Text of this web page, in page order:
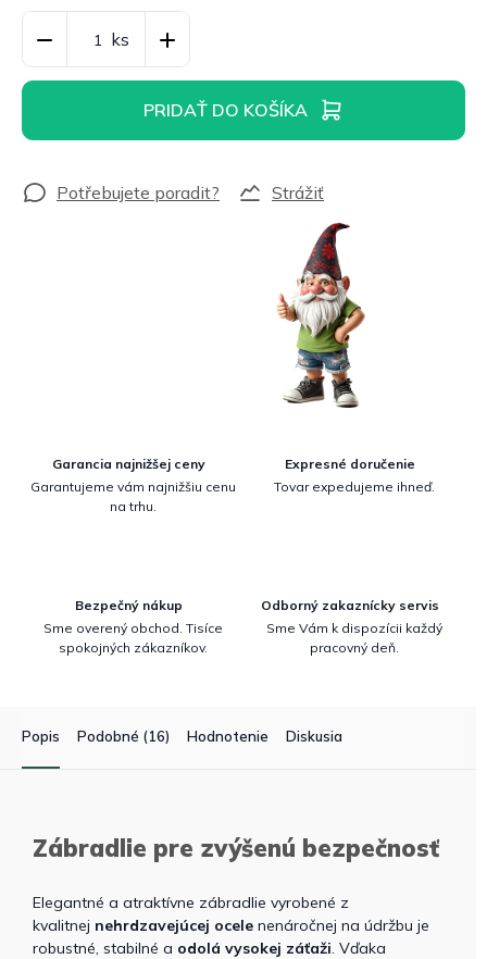
PRIDAŤ DO KOŠÍKA
Strážiť
Garancia najnižšej ceny
Garantujeme vám najnižšiu cenu
na trhu.
Expresné doručenie
Tovar expedujeme ihneď.
Bezpečný nákup
Sme overený obchod. Tisíce
spokojných zákazníkov.
Odborný zakaznícky servis
Sme Vám k dispozícii každý
pracovný deň.
Popis Podobné (16) Hodnotenie Diskusia
Zábradlie pre zvýšenú bezpečnosť
Elegantné a atraktívne zábradlie vyrobené z
kvalitnej nehrdzavejúcej ocele nenáročnej na údržbu je
robustné, stabilné a odolá vysokej záťaži . Vďaka